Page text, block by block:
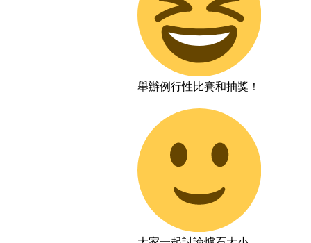
舉辦例行性比賽和抽獎！